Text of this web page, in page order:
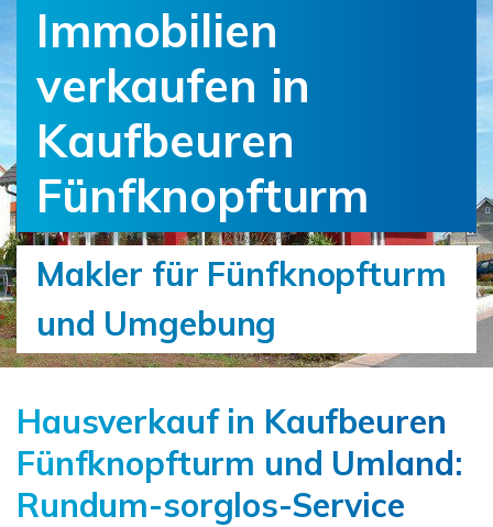
Immobilien
verkaufen in
Kaufbeuren
Fünfknopfturm
Makler für Fünfknopfturm
und Umgebung
Hausverkauf in Kaufbeuren
Fünfknopfturm und Umland:
Rundum-sorglos-Service